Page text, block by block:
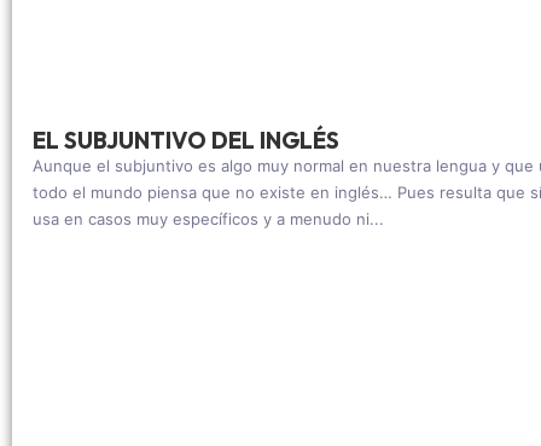
EL SUBJUNTIVO DEL INGLÉS
Aunque el subjuntivo es algo muy normal en nuestra lengua y que
todo el mundo piensa que no existe en inglés… Pues resulta que
usa en casos muy específicos y a menudo ni...